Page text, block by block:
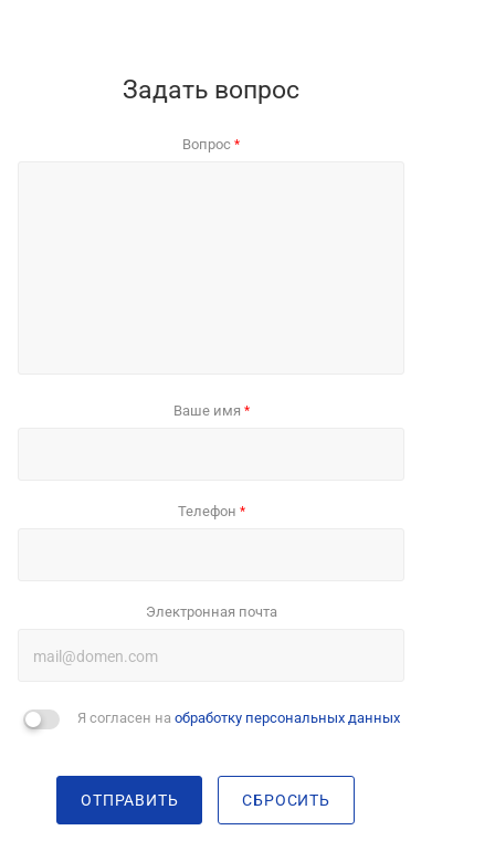
Задать вопрос
Вопрос *
Ваше имя *
Телефон *
Электронная почта
Я согласен на обработку персональных данных
ОТПРАВИТЬ СБРОСИТЬ